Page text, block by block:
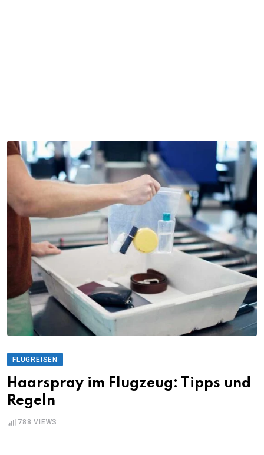
FLUGREISEN
Haarspray im Flugzeug: Tipps und
Regeln
788 VIEWS